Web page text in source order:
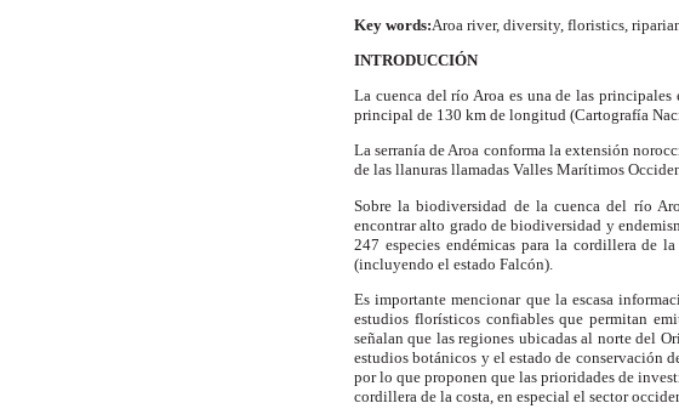
Key words:Aroa river, diversity, floristics,
INTRODUCCIÓN
La cuenca del río Aroa es una de las
principal de 130 km de longitud (Cartografía
La serranía de Aroa conforma la extensión
de las llanuras llamadas Valles Marítimos
Sobre la biodiversidad de la cuenca del río
encontrar alto grado de biodiversidad y
247 especies endémicas para la cordillera de
(incluyendo el estado Falcón).
Es importante mencionar que la escasa
estudios florísticos confiables que permitan
señalan que las regiones ubicadas al norte del
estudios botánicos y el estado de conservación
por lo que proponen que las prioridades de
cordillera de la costa, en especial el sector